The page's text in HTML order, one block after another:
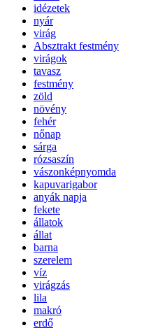
idézetek
nyár
virág
Absztrakt festmény
virágok
tavasz
festmény
zöld
növény
fehér
nőnap
sárga
rózsaszín
vászonképnyomda
kapuvarigabor
anyák napja
fekete
állatok
állat
barna
szerelem
víz
virágzás
lila
makró
erdő